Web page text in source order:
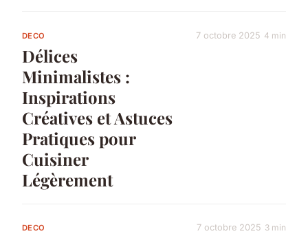
DECO
Délices
Minimalistes :
Inspirations
Créatives et Astuces
Pratiques pour
Cuisiner
Légèrement
7 octobre 2025 4 min
DECO 7 octobre 2025 3 min